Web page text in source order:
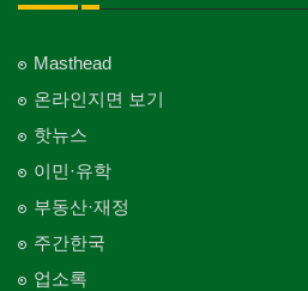
Masthead
온라인지면 보기
핫뉴스
이민·유학
부동산·재정
주간한국
업소록